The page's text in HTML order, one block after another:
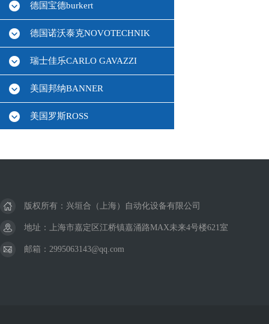
德国宝德burkert
德国诺沃泰克NOVOTECHNIK
瑞士佳乐CARLO GAVAZZI
美国邦纳BANNER
美国罗斯ROSS
德国西克SICK
美国杜博林DEUBLIN
版权所有：兴垣合（上海）自动化设备有限公司
地址：上海市嘉定区江桥镇嘉涌路MAX未来4号楼621室
邮箱：2995063143@qq.com